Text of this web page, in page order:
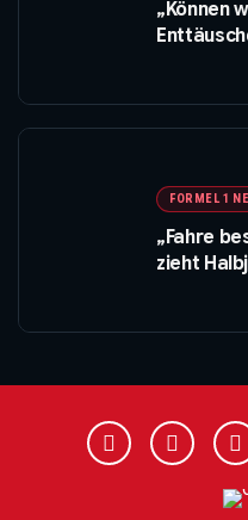
„Können
FORMEL 1
„Fahre
zieht